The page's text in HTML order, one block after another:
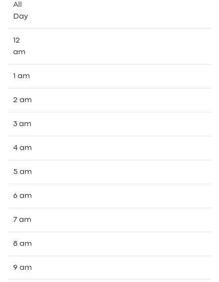
All
Day
12
am
1 am
2 am
3 am
4 am
5 am
6 am
7 am
8 am
9 am